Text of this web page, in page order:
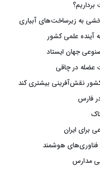
به زیرساخت‌های آبیاری
آینده علمی کشور
جهان ایستاد
عضله در چاقی
نقش‌آفرینی بیشتری کند
فارس
هوشمند